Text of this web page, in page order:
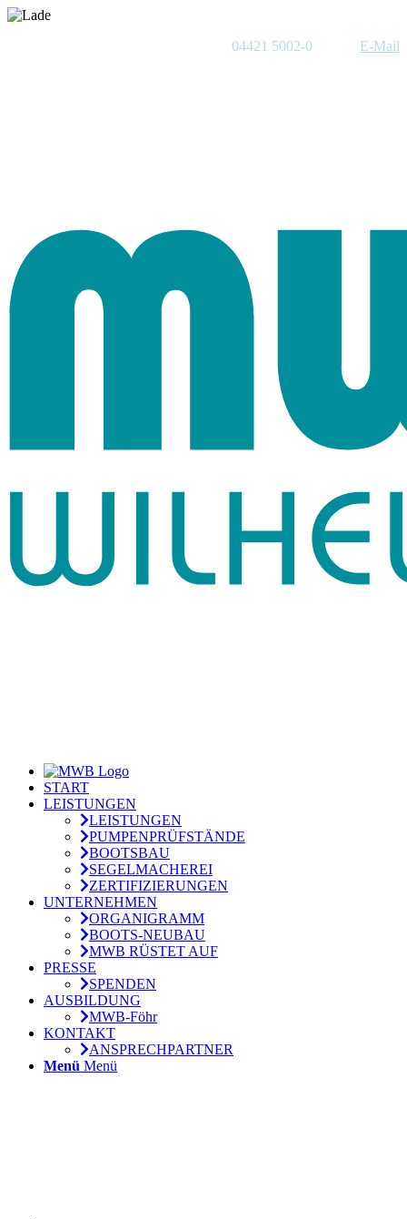
04421 5002-0 E-Mail
START
LEISTUNGEN
LEISTUNGEN
PUMPENPRÜFSTÄNDE
BOOTSBAU
SEGELMACHEREI
ZERTIFIZIERUNGEN
UNTERNEHMEN
ORGANIGRAMM
BOOTS-NEUBAU
MWB RÜSTET AUF
PRESSE
SPENDEN
AUSBILDUNG
MWB-Föhr
KONTAKT
ANSPRECHPARTNER
Menü Menü